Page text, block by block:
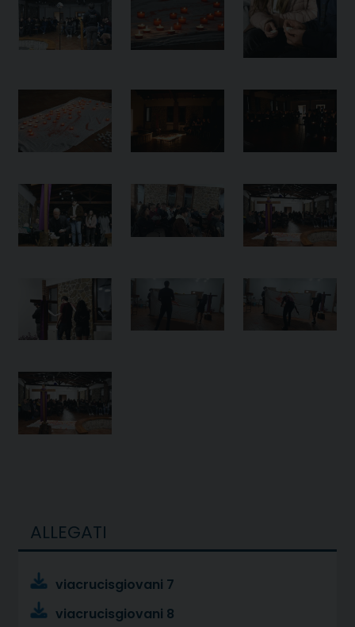
ALLEGATI
viacrucisgiovani 7
viacrucisgiovani 8